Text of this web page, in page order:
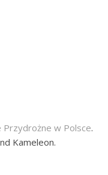
Przydrożne w Polsce.
Kameleon.